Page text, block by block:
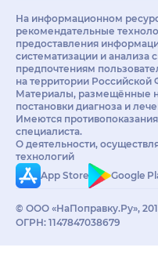
На информационном
рекомендательные
предоставления
систематизации и анализа
предпочтениям
на территории Российской
Материалы, размещённые
постановки диагноза и
Имеются
специалиста.
О деятельности,
технологий
App Store
Google
© ООО «НаПоправку.Ру»,
ОГРН: 1147847038679